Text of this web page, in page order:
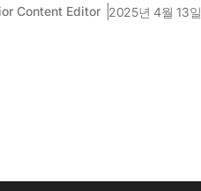
Content Editor 2025년 4월 13일